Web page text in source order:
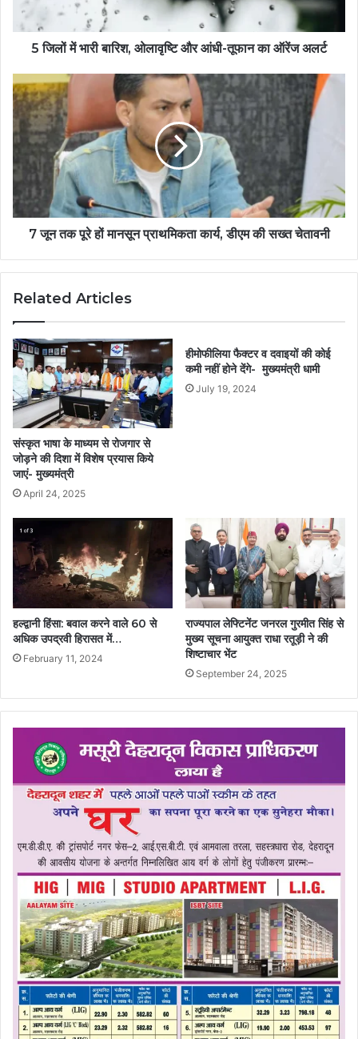
5 जिलों में भारी बारिश, ओलावृष्टि और आंधी-तूफान का ऑरेंज अलर्ट
7 जून तक पूरे हों मानसून प्राथमिकता कार्य, डीएम की सख्त चेतावनी
Related Articles
संस्कृत भाषा के माध्यम से रोजगार से
जोड़ने की दिशा में विशेष प्रयास किये
जाएं- मुख्यमंत्री
April 24, 2025
हीमोफीलिया फैक्टर व दवाइयों की कोई
कमी नहीं होने देंगे- मुख्यमंत्री धामी
July 19, 2024
हल्द्वानी हिंसा: बवाल करने वाले 60 से
अधिक उपद्रवी हिरासत में…
February 11, 2024
राज्यपाल लेफ्टिनेंट जनरल गुरमीत सिंह से
मुख्य सूचना आयुक्त राधा रतूड़ी ने की
शिष्टाचार भेंट
September 24, 2025